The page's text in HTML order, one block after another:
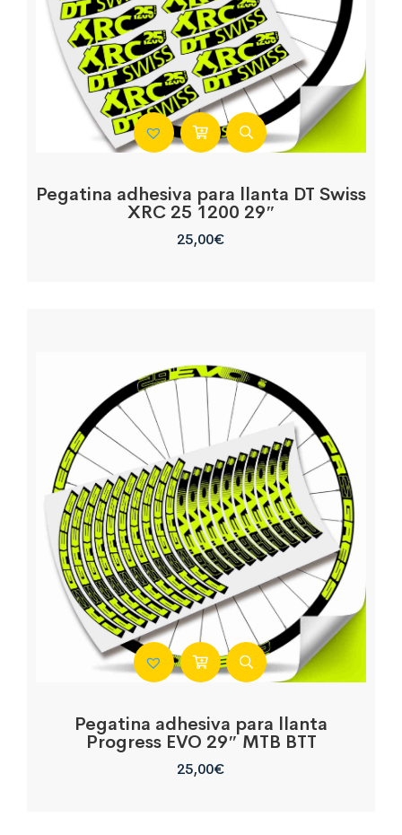
Pegatina adhesiva para llanta DT Swiss
XRC 25 1200 29″
25,00€
Pegatina adhesiva para llanta
Progress EVO 29″ MTB BTT
25,00€